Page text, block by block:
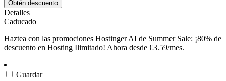
Obtén descuento
Detalles
Caducado
Haztea con las promociones Hostinger AI de Summer Sale: ¡80% de
descuento en Hosting Ilimitado! Ahora desde €3.59/mes.
Guardar